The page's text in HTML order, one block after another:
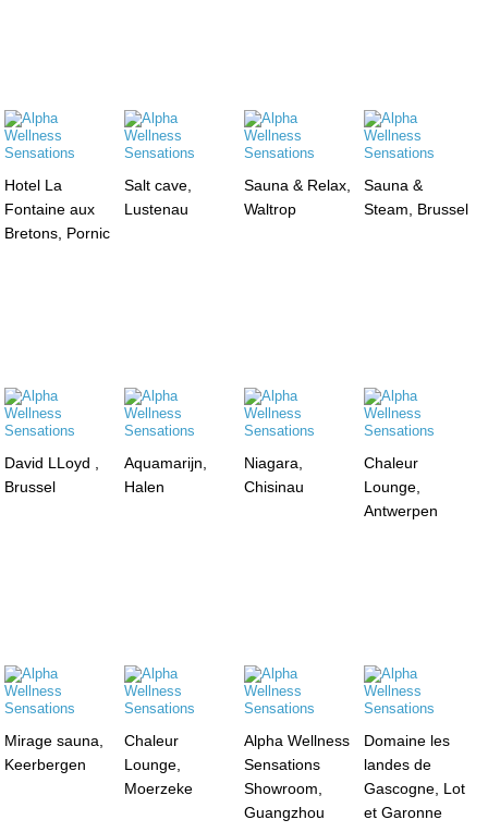
Hotel La
Fontaine aux
Bretons, Pornic
Salt cave,
Lustenau
Sauna & Relax,
Waltrop
Sauna &
Steam, Brussel
David LLoyd ,
Brussel
Aquamarijn,
Halen
Niagara,
Chisinau
Chaleur
Lounge,
Antwerpen
Mirage sauna,
Keerbergen
Chaleur
Lounge,
Moerzeke
Alpha Wellness
Sensations
Showroom,
Guangzhou
Domaine les
landes de
Gascogne, Lot
et Garonne